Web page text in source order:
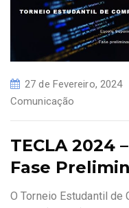
27 de Fevereiro, 2024
Comunicação
TECLA 2024
Fase
O Torneio Estudantil de